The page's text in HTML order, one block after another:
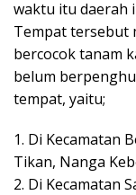
waktu itu daerah
Tempat tersebut
bercocok tanam
belum
tempat, yaitu;
1. Di Kecamatan
Tikan, Nanga
2. Di Kecamatan